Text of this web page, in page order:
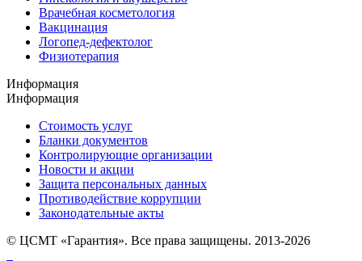
Врачебная косметология
Вакцинация
Логопед-дефектолог
Физиотерапия
Информация
Информация
Стоимость услуг
Бланки документов
Контролирующие организации
Новости и акции
Защита персональных данных
Противодействие коррупции
Законодательные акты
© ЦСМТ «Гарантия». Все права защищены. 2013-2026